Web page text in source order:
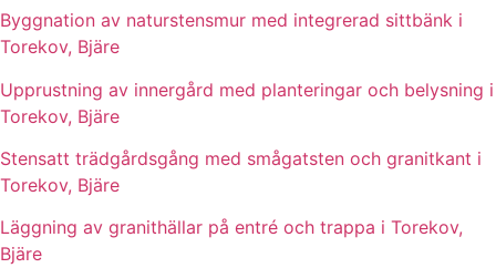
Byggnation av naturstensmur med integrerad sittbänk i
Torekov, Bjäre
Upprustning av innergård med planteringar och belysning i
Torekov, Bjäre
Stensatt trädgårdsgång med smågatsten och granitkant i
Torekov, Bjäre
Läggning av granithällar på entré och trappa i Torekov,
Bjäre